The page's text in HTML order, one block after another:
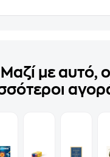
Μαζί με αυτό,